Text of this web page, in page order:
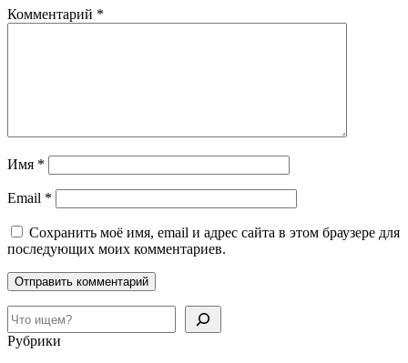
Комментарий *
Имя *
Email *
Сохранить моё имя, email и адрес сайта в этом браузере для
последующих моих комментариев.
Поиск
Рубрики